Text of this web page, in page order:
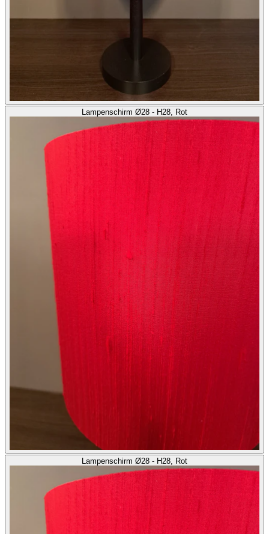
Lampenschirm Ø28 - H28, Rot
Lampenschirm Ø28 - H28, Rot